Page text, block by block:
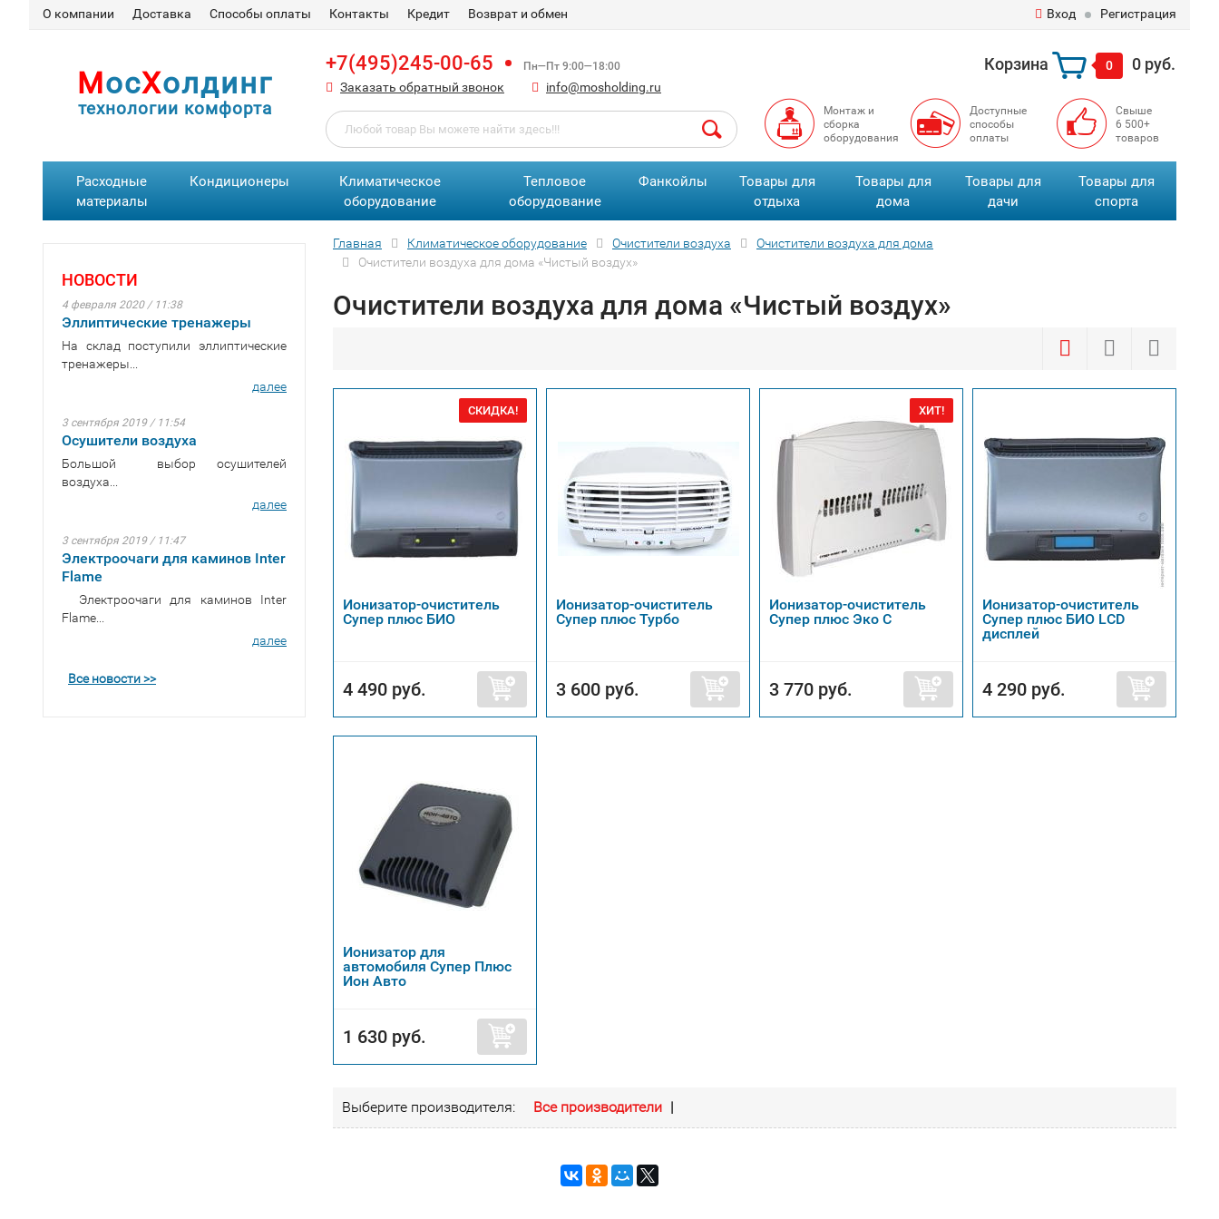
О компании Доставка Способы оплаты Контакты Кредит Возврат и обмен Вход Регистрация
МосХолдинг
технологии комфорта
+7(495)245-00-65 Пн—Пт 9:00—18:00
Заказать обратный звонок info@mosholding.ru
Корзина 0 0 руб.
Монтаж и
сборка
оборудования
Доступные
способы
оплаты
Свыше
6 500+
товаров
Расходные
материалы
Кондиционеры
Климатическое
оборудование
Тепловое
оборудование
Фанкойлы
Товары для
отдыха
Товары для
дома
Товары для
дачи
Товары для
спорта
НОВОСТИ
4 февраля 2020 / 11:38
Эллиптические тренажеры
На склад поступили эллиптические
тренажеры...
далее
3 сентября 2019 / 11:54
Осушители воздуха
Большой выбор осушителей
воздуха...
далее
3 сентября 2019 / 11:47
Электроочаги для каминов Inter
Flame
Электроочаги для каминов Inter
Flame...
далее
Все новости >>
Главная Климатическое оборудование Очистители воздуха
Очистители воздуха для дома
Очистители воздуха для дома «Чистый воздух»
Очистители воздуха для дома «Чистый воздух»
СКИДКА!
Ионизатор-очиститель
Супер плюс БИО
4 490 руб.
Ионизатор-очиститель
Супер плюс Турбо
3 600 руб.
ХИТ!
Ионизатор-очиститель
Супер плюс Эко C
3 770 руб.
Ионизатор-очиститель
Супер плюс БИО LCD
дисплей
4 290 руб.
Ионизатор для
автомобиля Супер Плюс
Ион Авто
1 630 руб.
Выберите производителя: Все производители |